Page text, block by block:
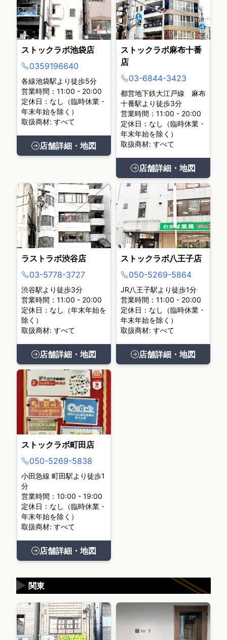
ストックラボ池袋店
0359196640
各線池袋駅より徒歩5分
営業時間：11:00 - 20:00
定休日：なし（臨時休業・
年末年始を除く）
取扱商材: すべて
店舗詳細・地図
ストックラボ麻布十番
店
03-6844-3423
都営地下鉄大江戸線 麻布
十番駅より徒歩3分
営業時間：11:00 - 20:00
定休日：なし（臨時休業・
年末年始を除く）
取扱商材: すべて
店舗詳細・地図
ラストラボ渋谷店
03-5778-3727
渋谷駅より徒歩3分
営業時間：11:00 - 20:00
定休日：なし（年末年始を
除く）
取扱商材: すべて
店舗詳細・地図
ストックラボ八王子店
050-5269-5864
JR八王子駅より徒歩1分
営業時間：11:00 - 20:00
定休日：なし（臨時休業・
年末年始を除く）
取扱商材: すべて
店舗詳細・地図
ストックラボ町田店
050-5269-5838
小田急線 町田駅より徒歩1
分
営業時間：10:00 - 19:00
定休日：なし（臨時休業・
年末年始を除く）
取扱商材: すべて
店舗詳細・地図
関東
▶